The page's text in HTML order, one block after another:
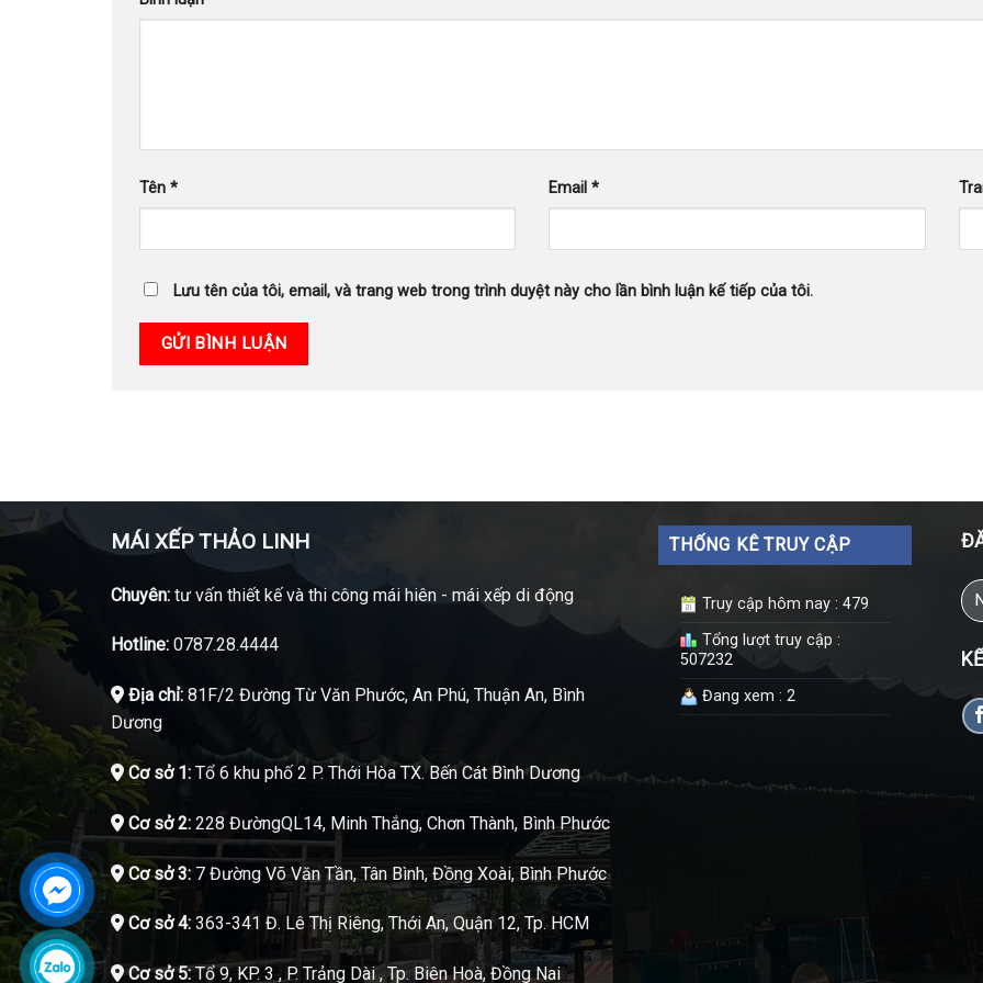
Tên * Email*
Lưu tên của tôi, email, và trang web trong trình duyệt này cho lần bình luận kế tiếp của tôi.
MÁI XẾP THẢO LINH
Chuyên:tư vấn thiết kế và thi công mái hiên - mái xếp di động
Hotline:0787.28.4444
Địa chỉ:81F/2 Đường Từ Văn Phước, An Phú, Thuận An, Bình
Dương
Cơ sở 1:Tổ 6 khu phố 2 P. Thới Hòa TX. Bến Cát Bình Dương
Cơ sở 2:228 ĐườngQL14, Minh Thắng, Chơn Thành, Bình Phước
Cơ sở 3:7 Đường Võ Văn Tần, Tân Bình, Đồng Xoài, Bình Phước
Cơ sở 4:363-341 Đ. Lê Thị Riêng, Thới An, Quận 12, Tp. HCM
Cơ sở 5:Tổ 9, KP. 3 , P. Trảng Dài , Tp. Biên Hoà, Đồng Nai
THỐNG KÊ TRUY CẬP
Truy cập hôm nay : 479
Tổng lượt truy cập :
507232
Đang xem : 2